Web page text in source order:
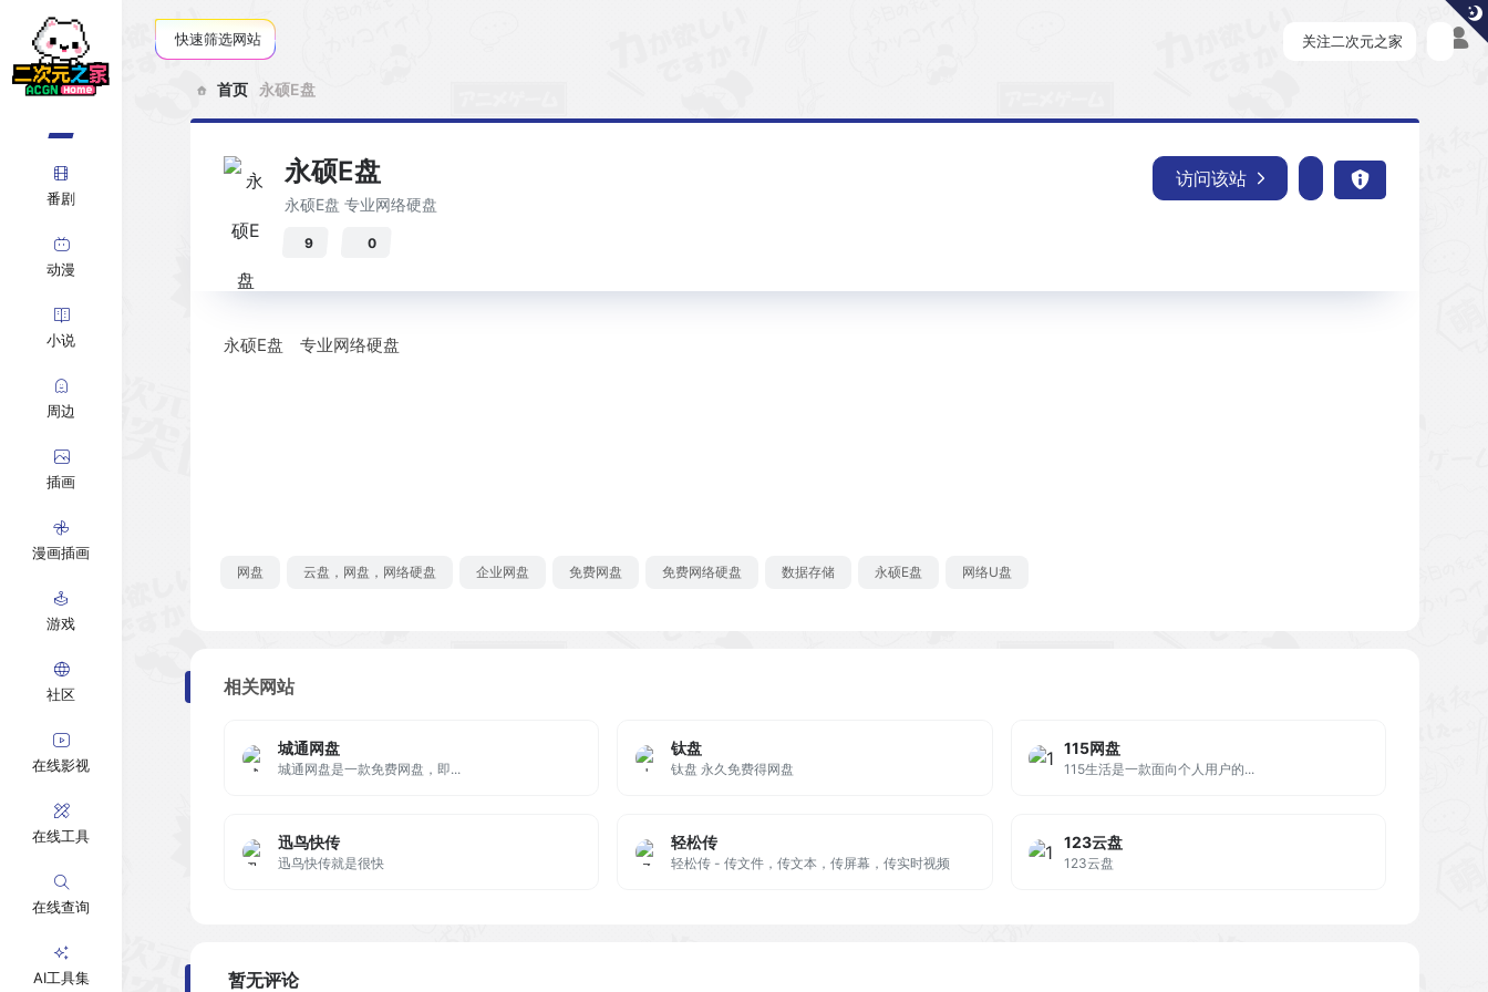
番剧
动漫
小说
周边
插画
漫画插画
游戏
社区
在线影视
在线工具
在线查询
AI工具集
快速筛选网站 关注二次元之家
首页 永硕E盘
永硕E盘
永硕E盘 专业网络硬盘
9 0
访问该站
永硕E盘 专业网络硬盘
网盘 云盘，网盘，网络硬盘 企业网盘 免费网盘 免费网络硬盘 数据存储 永硕E盘 网络U盘
相关网站
城通网盘
城通网盘是一款免费网盘，即...
钛盘
钛盘 永久免费得网盘
115网盘
115生活是一款面向个人用户的...
迅鸟快传
迅鸟快传就是很快
轻松传
轻松传 - 传文件，传文本，传屏幕，传实时视频
123云盘
123云盘
暂无评论